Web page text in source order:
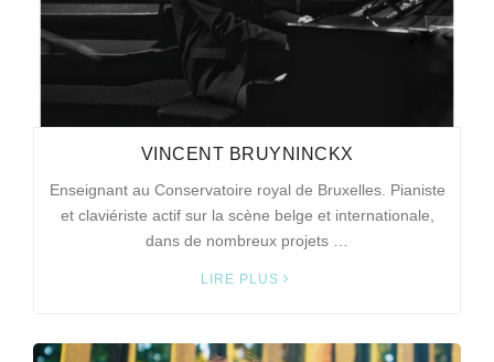
VINCENT BRUYNINCKX
Enseignant au Conservatoire royal de Bruxelles. Pianiste
et claviériste actif sur la scène belge et internationale,
dans de nombreux projets …
LIRE PLUS